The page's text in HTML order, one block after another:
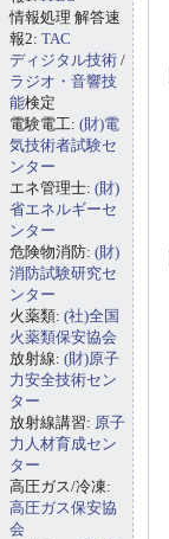
情報処理 解答速
報2: TAC
ディジタル技術 /
ラジオ・音響技
能検定
電験電工: (財)電
気技術者試験セ
ンター
エネ管理士: (財)
省エネルギーセ
ンター
危険物消防: (財)
消防試験研究セ
ンター
火薬類: (社)全国
火薬類保安協会
放射線: (財)原子
力安全技術セン
ター
放射線講習: 原子
力人材育成セン
ター
高圧ガス/冷凍:
高圧ガス保安協
会